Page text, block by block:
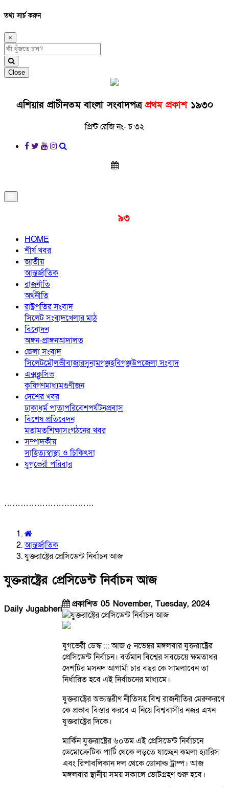
তথ্য সার্চ করুন
×
Close
এশিয়ার প্রাচীনতম বাংলা সংবাদপত্র প্রথম প্রকাশ১৯৩০
প্রিন্ট রেজি নং- চ ৩২
৯৩
HOME
শীর্ষ খবর
জাতীয়
আন্তর্জাতিক
রাজনীতি
অর্থনীতি
রাষ্ট্রপতির সংবাদ
সিলেট সংবাদখেলার মাঠ
বিনোদন
অঙ্গন-প্রাঙ্গনআদালত
জেলা সংবাদ
সিলেটমৌলভীবাজারসুনামগঞ্জহবিগঞ্জউপজেলা সংবাদ
এক্সক্লুসিভ
কৃষিগণমাধ্যমগুণীজন
দেশের খবর
ঢাকাধর্ম পাতাপরিবেশপর্যটনপ্রবাস
বিশেষ প্রতিবেদন
মতামতশিক্ষাসংগঠনের খবর
সম্পাদকীয়
সাহিত্যস্বাস্থ্য ও চিকিৎসা
যুগভেরী পরিবার
……………………………
আন্তর্জাতিক
যুক্তরাষ্ট্রের প্রেসিডেন্ট নির্বাচন আজ
যুক্তরাষ্ট্রের প্রেসিডেন্ট নির্বাচন আজ
Daily Jugabheri প্রকাশিত 05 November, Tuesday, 2024
যুগভেরী ডেস্ক ::: আজ ৫ নভেম্বর মঙ্গলবার যুক্তরাষ্ট্রের
প্রেসিডেন্ট নির্বাচন। বর্তমান বিশ্বের সবচেয়ে ক্ষমতাধর
দেশটির মসনদ আগামী চার বছর কে সামলাবেন তা
নির্ধারিত হবে এই নির্বাচনের মাধ্যমে।
যুক্তরাষ্ট্রের অভ্যন্তরীণ নীতিসহ বিশ্ব রাজনীতির মেরুকরণে
কে প্রভাব বিস্তার করবে এ নিয়ে বিশ্ববাসীর নজর এখন
যুক্তরাষ্ট্রের দিকে।
মার্কিন যুক্তরাষ্ট্রের ৬০তম এই প্রেসিডেন্ট নির্বাচনে
ডেমোক্রেটিক পার্টি থেকে লড়তে যাচ্ছেন কমলা হ্যারিস
এবং রিপাবলিকান দল থেকে ডোনাল্ড ট্রাম্প। আজ
মঙ্গলবার স্থানীয় সময় সকালে ভোটগ্রহণ শুরু হবে।